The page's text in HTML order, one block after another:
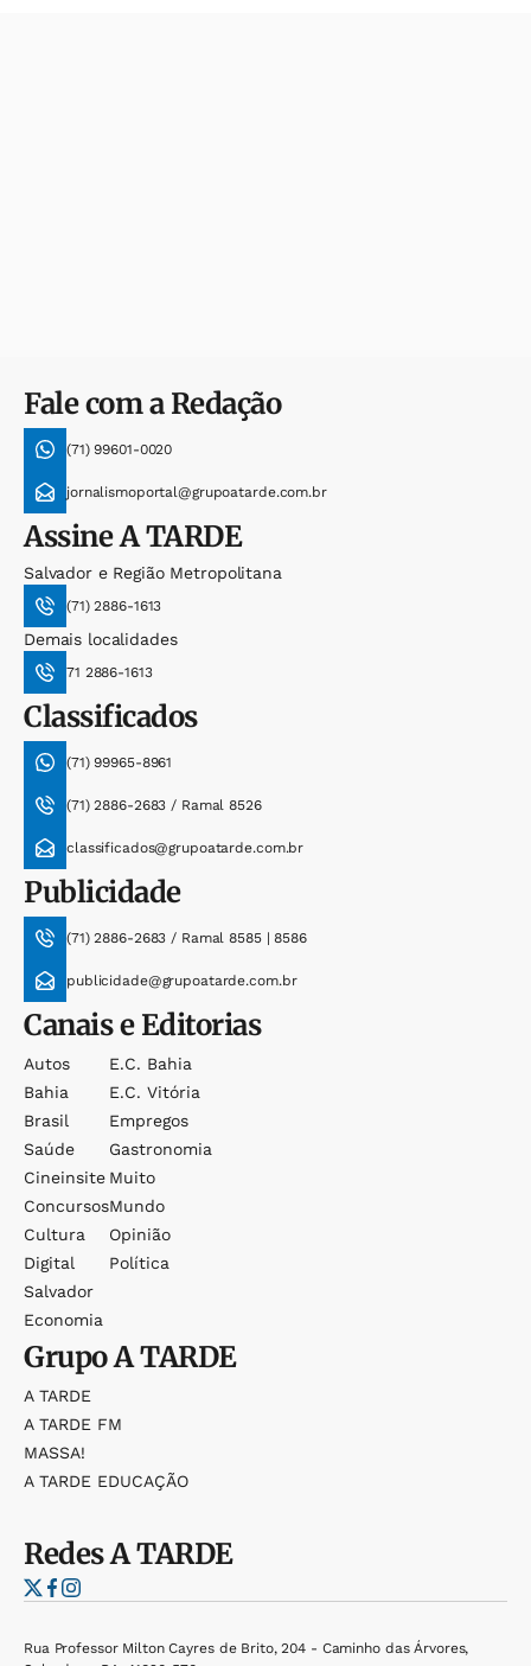
Fale com a Redação
(71) 99601-0020
jornalismoportal@grupoatarde.com.br
AssineA TARDE
Salvador e Região Metropolitana
(71) 2886-1613
Demais localidades
71 2886-1613
Classificados
(71) 99965-8961
(71) 2886-2683 / Ramal 8526
classificados@grupoatarde.com.br
Publicidade
(71) 2886-2683 / Ramal 8585 | 8586
publicidade@grupoatarde.com.br
Canais e Editorias
Autos
Bahia
Brasil
Saúde
Cineinsite
Concursos
Cultura
Digital
Salvador
Economia
E.c. Bahia
E.c. Vitória
Empregos
Gastronomia
Muito
Mundo
Opinião
Política
GrupoA TARDE
A TARDE
A TARDE FM
MASSA!
A TARDE EDUCAÇÃO
RedesA TARDE
Rua Professor Milton Cayres de Brito, 204 - Caminho das Árvores,